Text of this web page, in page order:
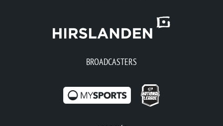
BROADCASTERS